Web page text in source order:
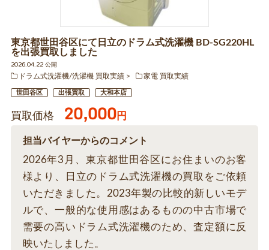
東京都世田谷区にて日立のドラム式洗濯機 BD-SG220HL
を出張買取しました
2026.04.22 公開
ドラム式洗濯機/洗濯機 買取実績
家電 買取実績
世田谷区 出張買取 大和本店
買取価格 20,000円
担当バイヤーからのコメント
2026年3月、東京都世田谷区にお住まいのお客
様より、日立のドラム式洗濯機の買取をご依頼
いただきました。2023年製の比較的新しいモデ
ルで、一般的な使用感はあるものの中古市場で
需要の高いドラム式洗濯機のため、査定額に反
映いたしました。